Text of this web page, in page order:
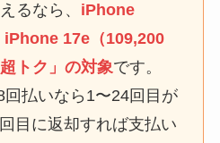
るなら、 iPhone
iPhone 17e（109,200
トク」の対象です。
払いなら1〜24回目が
目に返却すれば支払い